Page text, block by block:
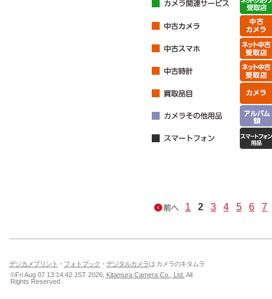
1 2 3 4 5 6 7
デジカメプリント ・ フォトブック ・ デジタルカメラは カメラのキタムラ
©Fri Aug 07 13:14:42 JST 2026, Kitamura Camera Co., Ltd. All
Rights Reserved.